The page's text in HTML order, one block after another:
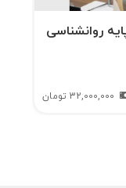
روانشناسی
32,000,000 تومان